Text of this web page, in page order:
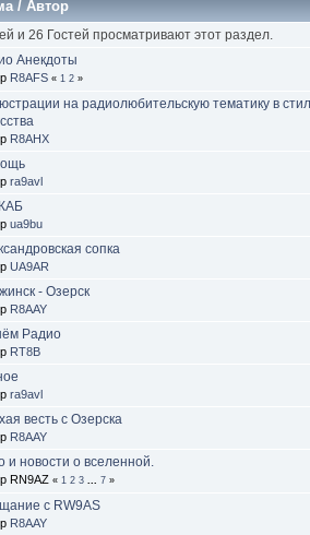
/Автор
и 26 Гостей просматривают этот раздел.
Анекдоты
R8AFS « 1 2 »
на радиолюбительскую тематику в
R8AHX
ra9avl
ua9bu
сопка
UA9AR
- Озерск
R8AAY
Радио
RT8B
ra9avl
весть с Озерска
R8AAY
и новости о вселенной.
RN9AZ « 1 2 3 7 »
с RW9AS
R8AAY